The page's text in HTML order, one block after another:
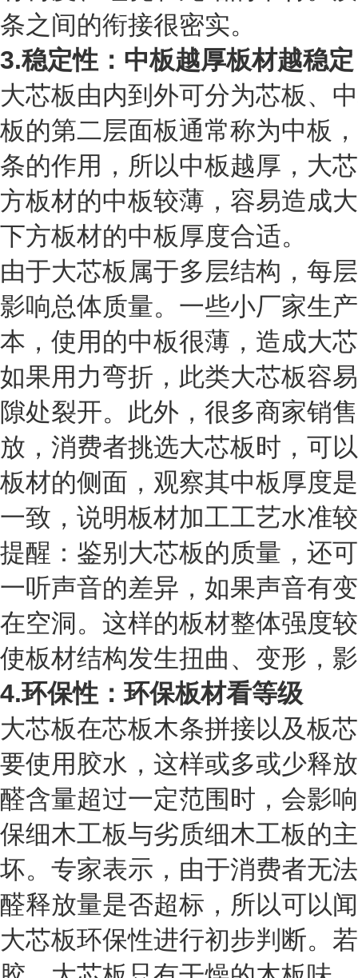
条之间的衔接很密实。
3.稳定性：中板越厚板材越稳定
大芯板由内到外可分为芯板、
板的第二层面板通常称为中板
条的作用，所以中板越厚，大
方板材的中板较薄，容易造成
下方板材的中板厚度合适。
由于大芯板属于多层结构，每
影响总体质量。一些小厂家生
本，使用的中板很薄，造成大
如果用力弯折，此类大芯板容
隙处裂开。此外，很多商家销
放，消费者挑选大芯板时，可
板材的侧面，观察其中板厚度
一致，说明板材加工工艺水准
提醒：鉴别大芯板的质量，还
一听声音的差异，如果声音有
在空洞。这样的板材整体强度
使板材结构发生扭曲、变形，
4.环保性：环保板材看等级
大芯板在芯板木条拼接以及板
要使用胶水，这样或多或少释
醛含量超过一定范围时，会影
保细木工板与劣质细木工板的
坏。专家表示，由于消费者无
醛释放量是否超标，所以可以
大芯板环保性进行初步判断。